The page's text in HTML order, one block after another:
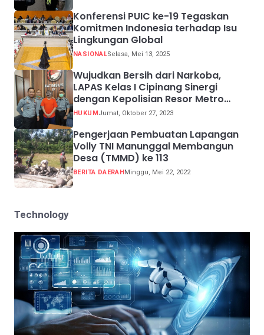
Konferensi PUIC ke-19 Tegaskan
Komitmen Indonesia terhadap Isu
Lingkungan Global
NASIONALSelasa, Mei 13, 2025
Wujudkan Bersih dari Narkoba,
LAPAS Kelas I Cipinang Sinergi
dengan Kepolisian Resor Metro
Jakarta Barat
HUKUMJumat, Oktober 27, 2023
Pengerjaan Pembuatan Lapangan
Volly TNI Manunggal Membangun
Desa (TMMD) ke 113
BERITA DAERAHMinggu, Mei 22, 2022
Technology